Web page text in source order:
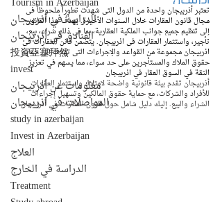
الدراسة في أذربيجان
الفنادق في أذربيجان
投資亞塞拜然
invest
معلومات عن أذربيجان
المواصلات في اذربيجان
study in azerbaijan
Invest in Azerbaijan
العلاج
الدراسة في الخارج
Treatment
تعتبر أذربيجان واحدة من الدول التي شهدت تطوراً ملحوظاً في
مجال قانون العقارات خلال السنوات الأخيرة. يهدف هذا القانون
إلى تنظيم جميع جوانب الملكية العقارية، بما في ذلك شراء، بيع،
تأجير، واستثمار العقارات في اذربيجان. يتضمن قانن العقارات في
اذربيجان مجموعة من القواعد والإجراءات التي تهدف إلى حماية
حقوق الملاك والمستأجرين على حد سواء، مما يسهم في تعزيز
الثقة في السوق العقار في اذربيجان
أذربيجان تقدم بيئة قانونية واضحة لامتلاك واستثمار العقارات
للأفراد والشركات، مع حماية حقوق المالكين وتسهيل إجراءات
الشراء والبيع. إليك دليل شامل حول قانون العقارات في أذربيجان.